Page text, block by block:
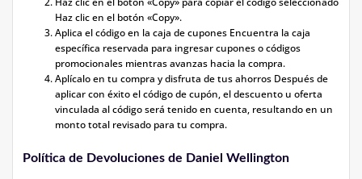
Haz clic en el botón «Copy».
Aplica el código en la caja de cupones Encuentra la caja
específica reservada para ingresar cupones o códigos
promocionales mientras avanzas hacia la compra.
Aplícalo en tu compra y disfruta de tus ahorros Después de
aplicar con éxito el código de cupón, el descuento u oferta
vinculada al código será tenido en cuenta, resultando en un
monto total revisado para tu compra.
Política de Devoluciones de Daniel Wellington